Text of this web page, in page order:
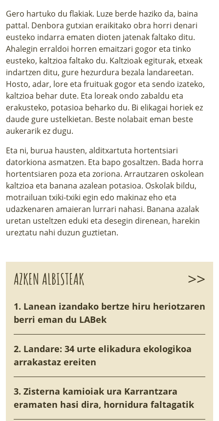
Gero hartuko du flakiak. Luze berde haziko da, baina
pattal. Denbora gutxian eraikitako obra horri denari
eusteko indarra ematen dioten jatenak faltako ditu.
Ahalegin erraldoi horren emaitzari gogor eta tinko
eusteko, kaltzioa faltako du. Kaltzioak egiturak, etxeak
indartzen ditu, gure hezurdura bezala landareetan.
Hosto, adar, lore eta fruituak gogor eta sendo izateko,
kaltzioa behar dute. Eta loreak ondo zabaldu eta
erakusteko, potasioa beharko du. Bi elikagai horiek ez
daude gure ustelkietan. Beste nolabait eman beste
aukerarik ez dugu.
Eta ni, burua hausten, alditxartuta hortentsiari
datorkiona asmatzen. Eta bapo gosaltzen. Bada horra
hortentsiaren poza eta zoriona. Arrautzaren oskolean
kaltzioa eta banana azalean potasioa. Oskolak bildu,
motrailuan txiki-txiki egin edo makinaz eho eta
udazkenaren amaieran lurrari nahasi. Banana azalak
uretan usteltzen eduki eta desegin direnean, harekin
ureztatu nahi duzun guztietan.
AZKEN ALBISTEAK >>
1. Lanean izandako bertze hiru heriotzaren
berri eman du LABek
2. Landare: 34 urte elikadura ekologikoa
arrakastaz ereiten
3. Zisterna kamioiak ura Karrantzara
eramaten hasi dira, hornidura faltagatik